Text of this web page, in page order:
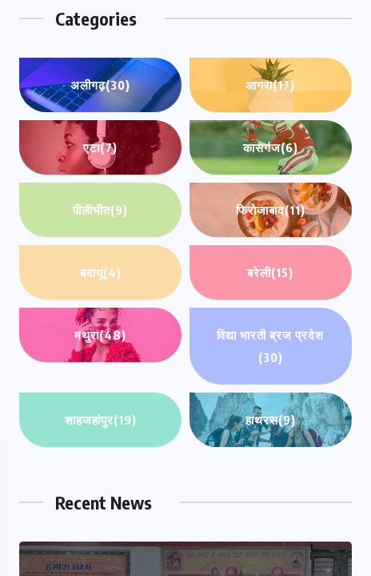
Categories
अलीगढ़(30) आगरा(17)
एटा(7) कासगंज(6)
पीलीभीत(9) फिरोजाबाद(11)
बदायूं(4) बरेली(15)
मथुरा(48)
विद्या भारती ब्रज प्रदेश
(30)
शाहजहांपुर(19) हाथरस(9)
Recent News